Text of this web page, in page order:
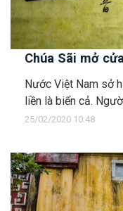
Chúa Sãi mở
Nước Việt Nam sở
liền là biển cả.
25/02/2020 10:48